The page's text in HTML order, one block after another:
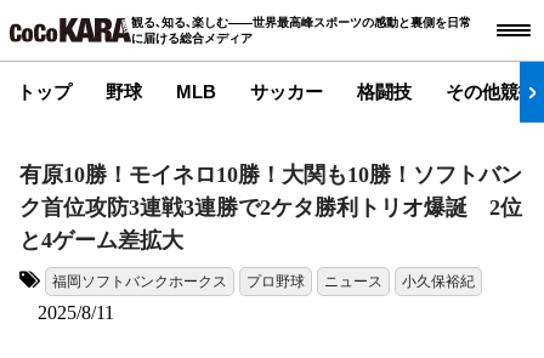
観る､知る､楽しむ――世界最高峰スポーツの感動と裏側を日常
に届ける総合メディア
トップ 野球 MLB サッカー 格闘技 その他競技
有原10勝！モイネロ10勝！大関も10勝！ソフトバン
ク首位攻防3連戦3連勝で2ケタ勝利トリオ爆誕 2位
と4ゲーム差拡大
福岡ソフトバンクホークス プロ野球 ニュース 小久保裕紀
2025/8/11